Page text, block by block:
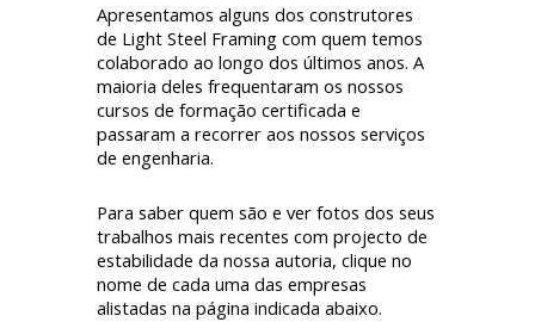
Apresentamos alguns dos construtores
de Light Steel Framing com quem temos
colaborado ao longo dos últimos anos. A
maioria deles frequentaram os nossos
cursos de formação certificada e
passaram a recorrer aos nossos serviços
de engenharia.
Para saber quem são e ver fotos dos seus
trabalhos mais recentes com projecto de
estabilidade da nossa autoria, clique no
nome de cada uma das empresas
alistadas na página indicada abaixo.